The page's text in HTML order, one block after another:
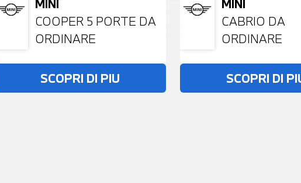
MINI
COOPER 5 PORTE DA
ORDINARE
SCOPRI DI PIU
MINI
CABRIO DA
ORDINARE
SCOPRI DI